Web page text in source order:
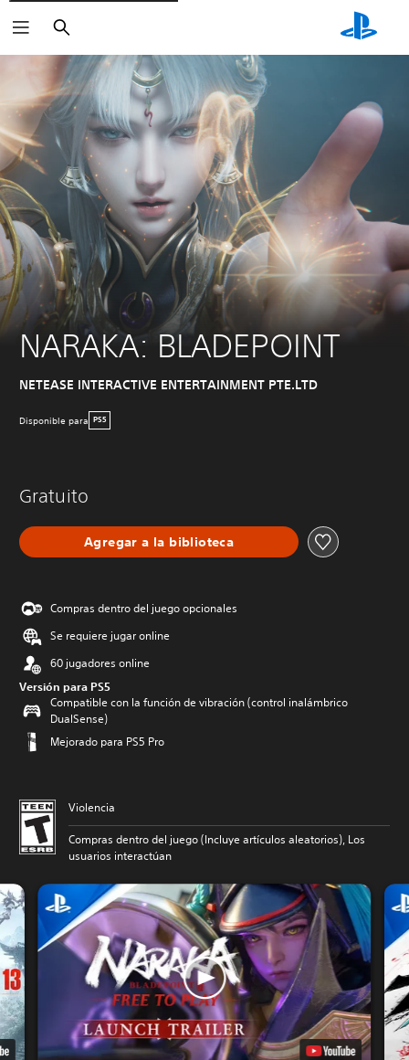
Buscar
NARAKA: BLADEPOINT
NETEASE INTERACTIVE ENTERTAINMENT PTE.LTD
Disponible para PS5
Gratuito
Agregar a la biblioteca
Compras dentro del juego opcionales
Se requiere jugar online
60 jugadores online
Versión para PS5
Compatible con la función de vibración (control inalámbrico
DualSense)
Mejorado para PS5 Pro
Violencia
Compras dentro del juego (Incluye artículos aleatorios), Los
usuarios interactúan